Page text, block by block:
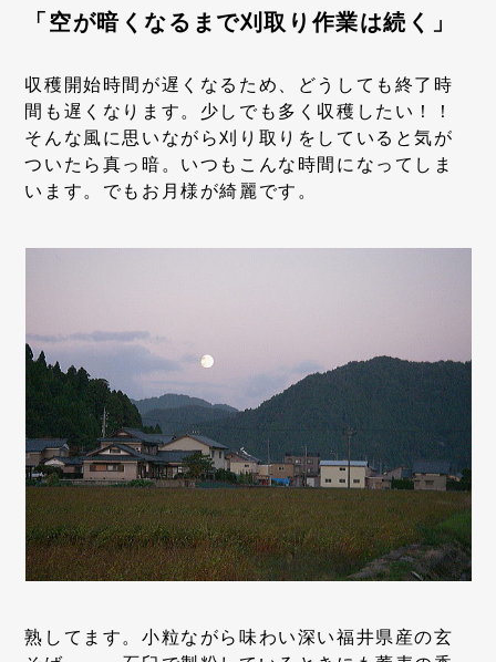
「空が暗くなるまで刈取り作業は続く」
収穫開始時間が遅くなるため、どうしても終了時
間も遅くなります。少しでも多く収穫したい！！
そんな風に思いながら刈り取りをしていると気が
ついたら真っ暗。いつもこんな時間になってしま
います。でもお月様が綺麗です。
熟してます。小粒ながら味わい深い福井県産の玄